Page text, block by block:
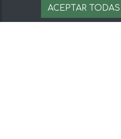
Términos y condiciones
Pago seguro
ACEPTAR